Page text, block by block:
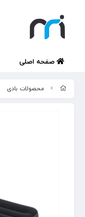
صفحه اصلی
محصولات بادی